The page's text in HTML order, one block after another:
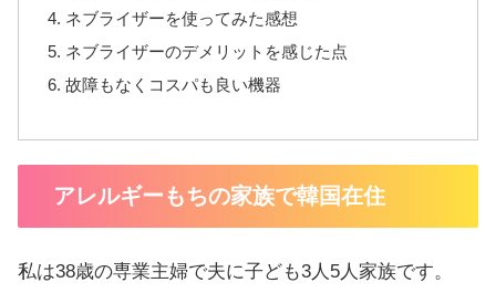
ネブライザーを使ってみた感想
ネブライザーのデメリットを感じた点
故障もなくコスパも良い機器
アレルギーもちの家族で韓国在住
私は38歳の専業主婦で夫に子ども3人5人家族です。